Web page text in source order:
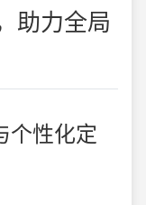
助力全局
个性化定